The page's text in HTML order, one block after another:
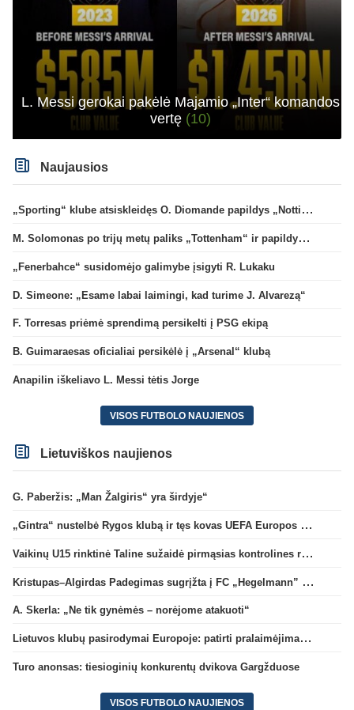
L. Messi gerokai pakėlė Majamio „Inter“ komandos
vertę (10)
Naujausios
„Sporting“ klube atsiskleidęs O. Diomande papildys „Nottingham“ gretas
M. Solomonas po trijų metų paliks „Tottenham“ ir papildys „West Ham“ klubą
„Fenerbahce“ susidomėjo galimybe įsigyti R. Lukaku
D. Simeone: „Esame labai laimingi, kad turime J. Alvarezą“
F. Torresas priėmė sprendimą persikelti į PSG ekipą
B. Guimaraesas oficialiai persikėlė į „Arsenal“ klubą
Anapilin iškeliavo L. Messi tėtis Jorge
VISOS FUTBOLO NAUJIENOS
Lietuviškos naujienos
G. Paberžis: „Man Žalgiris“ yra širdyje“
„Gintra“ nustelbė Rygos klubą ir tęs kovas UEFA Europos taurės atrankoje
Vaikinų U15 rinktinė Taline sužaidė pirmąsias kontrolines rungtynes
Kristupas–Algirdas Padegimas sugrįžta į FC „Hegelmann” B sudėtį
A. Skerla: „Ne tik gynėmės – norėjome atakuoti“
Lietuvos klubų pasirodymai Europoje: patirti pralaimėjimai Kroatijos atstovams
Turo anonsas: tiesioginių konkurentų dvikova Gargžduose
VISOS FUTBOLO NAUJIENOS